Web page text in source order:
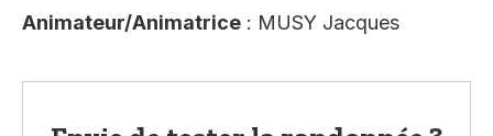
Animateur/Animatrice : MUSY Jacques